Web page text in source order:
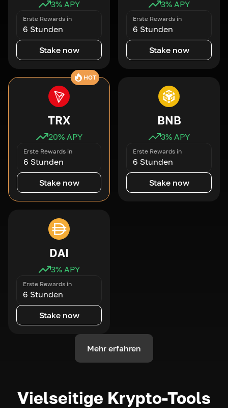
3% APY
Erste Rewards in
6 Stunden
Stake now
3% APY
Erste Rewards in
6 Stunden
Stake now
HOT
TRX
20% APY
Erste Rewards in
6 Stunden
Stake now
BNB
3% APY
Erste Rewards in
6 Stunden
Stake now
DAI
3% APY
Erste Rewards in
6 Stunden
Stake now
Mehr erfahren
Vielseitige Krypto-Tools